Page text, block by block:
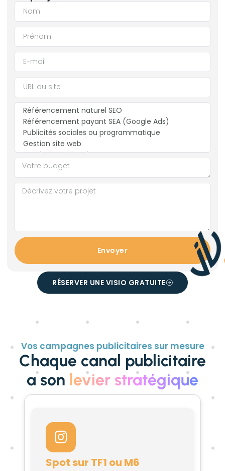
Envoyer
RÉSERVER UNE VISIO GRATUITE
Vos campagnes publicitaires sur mesure
Chaque canal publicitaire
a son levier stratégique
Spot sur TF1 ou M6